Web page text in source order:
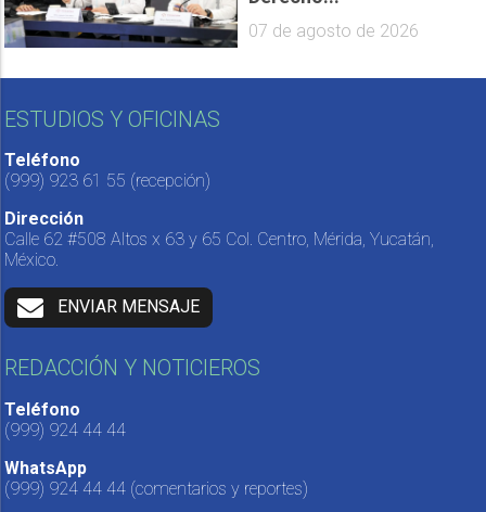
07 de agosto de 2026
ESTUDIOS Y OFICINAS
Teléfono
(999) 923 61 55 (recepción)
Dirección
Calle 62 #508 Altos x 63 y 65 Col. Centro, Mérida, Yucatán,
México.
ENVIAR MENSAJE
REDACCIÓN Y NOTICIEROS
Teléfono
(999) 924 44 44
WhatsApp
(999) 924 44 44 (comentarios y reportes)